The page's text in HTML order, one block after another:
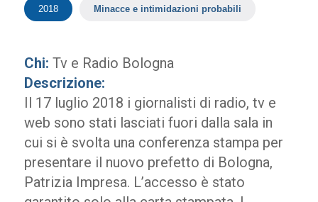
2018 Minacce e intimidazioni probabili
Chi: Tv e Radio Bologna
Descrizione:
Il 17 luglio 2018 i giornalisti di radio, tv e
web sono stati lasciati fuori dalla sala in
cui si è svolta una conferenza stampa per
presentare il nuovo prefetto di Bologna,
Patrizia Impresa. L’accesso è stato